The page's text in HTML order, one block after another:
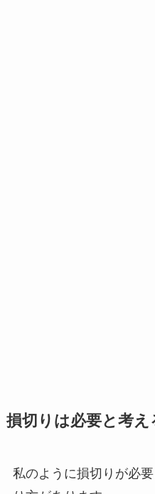
損切りは必要と考え
私のように損切りが必